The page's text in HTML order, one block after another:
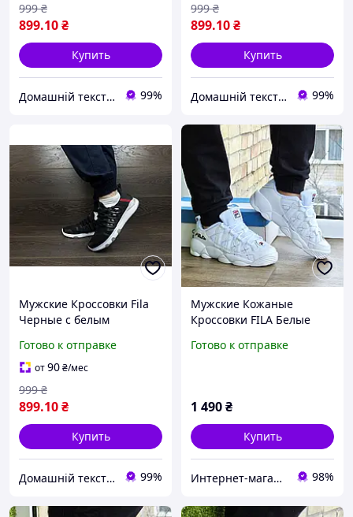
899.10₴
999 ₴
Купить
Домашній текстиль UA 99%
899.10₴
999 ₴
Купить
Домашній текстиль UA 99%
Мужские Кроссовки Fila
Черные с белым
Готово к отправке
от90₴/мес
899.10₴
999 ₴
Купить
Домашній текстиль UA 99%
Мужские Кожаные
Кроссовки FILA Белые
(последний)
Готово к отправке
1 490₴
Купить
Интернет-магазин Sneakers Boom 98%